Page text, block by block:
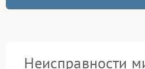
Неисправности